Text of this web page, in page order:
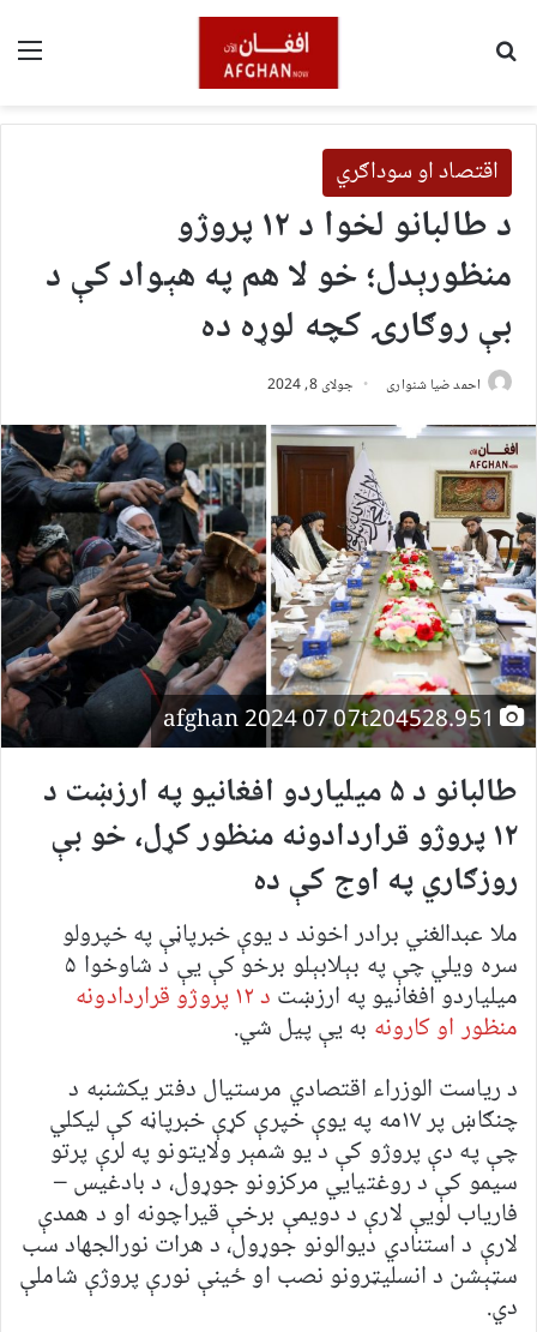
اقتصاد او سوداګري
د طالبانو لخوا د ۱۲ پروژو
منظورېدل؛ خو لا هم په هېواد کې د
بې روګارۍ کچه لوړه ده
احمد ضیا شنواری جولای 8, 2024
طالبانو د ۵ میلیاردو افغانیو په ارزښت د
۱۲ پروژو قراردادونه منظور کړل، خو بې
روزګاري په اوج کې ده
ملا عبدالغني برادر اخوند د یوې خبرپاڼې په خپرولو
سره ویلي چې په بېلابېلو برخو کې یې د شاوخوا ۵
میلیاردو افغانیو په ارزښت د ۱۲ پروژو قراردادونه
منظور او کارونه به یې پیل شي.
د ریاست الوزراء اقتصادي مرستیال دفتر یکشنبه د
چنګاښ پر ۱۷مه په یوې خپرې کړې خبرپاڼه کې لیکلي
چې په دې پروژو کې د یو شمېر ولایتونو په لرې پرتو
سیمو کې د روغتیايي مرکزونو جوړول، د بادغیس –
فاریاب لویې لارې د دویمې برخې قیراچونه او د همدې
لارې د استنادي دیوالونو جوړول، د هرات نورالجهاد سب
سټېشن د انسلیټرونو نصب او ځينې نورې پروژې شاملې
دي.